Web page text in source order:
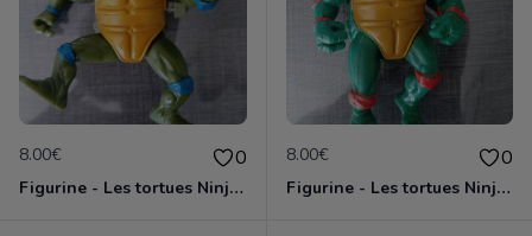
8.00€ 0
Figurine - Les tortues Ninja - Leonardo
8.00€ 0
Figurine - Les tortues Ninja - Michaelangelo